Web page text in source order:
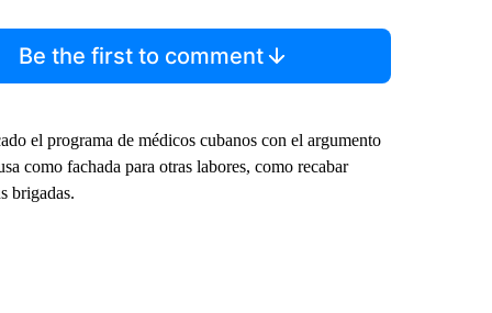
Be the first to comment
el programa de médicos cubanos con el argumento
como fachada para otras labores, como recabar
brigadas.